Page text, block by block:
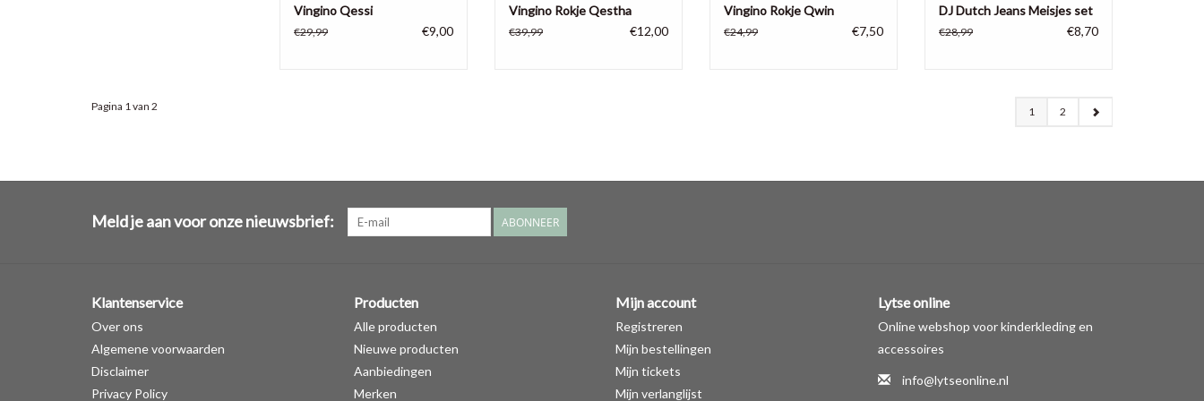
Vingino Qessi
€29,99 €9,00
Vingino Rokje Qestha
€39,99 €12,00
Vingino Rokje Qwin
€24,99 €7,50
DJ Dutch Jeans Meisjes set
€28,99 €8,70
Pagina 1 van 2 1 2
Meld je aan voor onze nieuwsbrief: ABONNEER
Klantenservice
Over ons
Algemene voorwaarden
Disclaimer
Privacy Policy
Producten
Alle producten
Nieuwe producten
Aanbiedingen
Merken
Mijn account
Registreren
Mijn bestellingen
Mijn tickets
Mijn verlanglijst
Lytse online
Online webshop voor kinderkleding en
accessoires
info@lytseonline.nl